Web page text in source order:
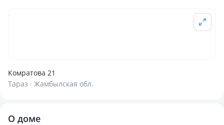
Комратова 21
Тараз · Жамбылская обл.
О доме